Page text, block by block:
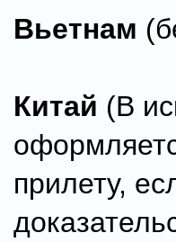
Вьетнам
Китай (В
прилету,